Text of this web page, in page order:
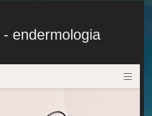
endermologia